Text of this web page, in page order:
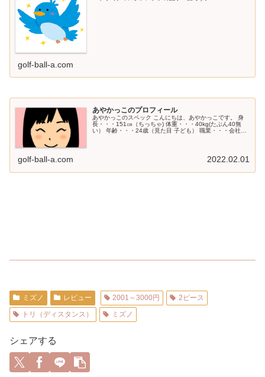
golf-ball-a.com
あやかっこのプロフィール
あやかっこのスペック こんにちは、あやかっこです。 身
長・・・151㎝（ちっちゃ) 体重・・・40kg(たぶん40無
い） 年齢・・・24歳（見た目 子ども） 職業・・・会社員
golf-ball-a.com 2022.02.01
ミズノ レビュー 2001～3000円
2ピース
トリ（ディスタンス）
ミズノ
シェアする